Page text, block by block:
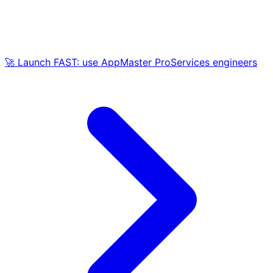
🚀 Launch FAST: use AppMaster ProServices engineers